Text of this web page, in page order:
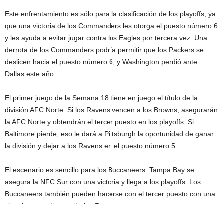
Este enfrentamiento es sólo para la clasificación de los playoffs, ya
que una victoria de los Commanders les otorga el puesto número 6
y les ayuda a evitar jugar contra los Eagles por tercera vez. Una
derrota de los Commanders podría permitir que los Packers se
deslicen hacia el puesto número 6, y Washington perdió ante
Dallas este año.
El primer juego de la Semana 18 tiene en juego el título de la
división AFC Norte. Si los Ravens vencen a los Browns, asegurarán
la AFC Norte y obtendrán el tercer puesto en los playoffs. Si
Baltimore pierde, eso le dará a Pittsburgh la oportunidad de ganar
la división y dejar a los Ravens en el puesto número 5.
El escenario es sencillo para los Buccaneers. Tampa Bay se
asegura la NFC Sur con una victoria y llega a los playoffs. Los
Buccaneers también pueden hacerse con el tercer puesto con una